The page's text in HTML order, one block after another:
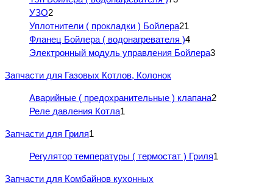
УЗО2
Уплотнители ( прокладки ) Бойлера21
Фланец Бойлера ( водонагревателя )4
Электронный модуль управления Бойлера3
Запчасти для Газовых Котлов, Колонок
Аварийные ( предохранительные ) клапана2
Реле давления Котла1
Запчасти для Гриля1
Регулятор температуры ( термостат ) Гриля1
Запчасти для Комбайнов кухонных